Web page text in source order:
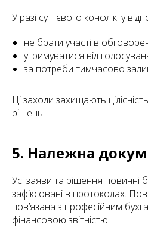
У разі суттєвого конфлікту
не брати участі в
утримуватися від
за потреби тимчасово
Ці заходи захищають
рішень.
5. Належна
Усі заяви та рішення
зафіксовані в протоколах.
пов’язана з професійним
фінансовою звітністю